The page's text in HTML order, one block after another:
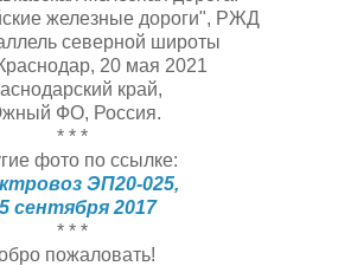
железные дороги", РЖД
северной широты
20 мая 2021
край,
ФО, Россия.
* * *
фото по ссылке:
ЭП20-025,
сентября 2017
* * *
пожаловать!